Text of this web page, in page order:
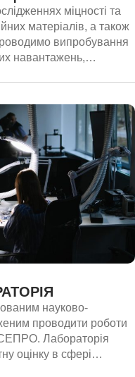
у відкладеннях
комплексі України
та громадянське);
в умовах
міцності та
матеріалів, а також
випробування
навантажень,
науково-
проводити роботи
Лабораторія
оцінку в сфері